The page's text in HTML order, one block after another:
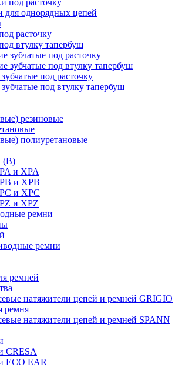
под расточку
для однорядных цепей
расточку
втулку тапербуш
зубчатые под расточку
зубчатые под втулку тапербуш
под расточку
под втулку тапербуш
резиновые
полиуретановые
(В)
и XPA
и XPB
и XPC
и XPZ
ремни
ремни
ремней
натяжители цепей и ремней GRIGIO
ремня
натяжители цепей и ремней SPANN
CRESA
ECO EAR